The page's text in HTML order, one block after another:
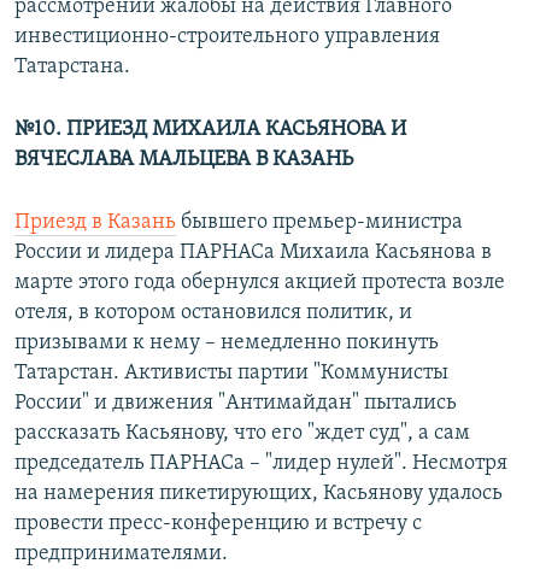
рассмотрении жалобы на действия Главного
инвестиционно-строительного управления
Татарстана.
№10. ПРИЕЗД МИХАИЛА КАСЬЯНОВА И
ВЯЧЕСЛАВА МАЛЬЦЕВА В КАЗАНЬ
Приезд в Казань бывшего премьер-министра
России и лидера ПАРНАСа Михаила Касьянова в
марте этого года обернулся акцией протеста возле
отеля, в котором остановился политик, и
призывами к нему – немедленно покинуть
Татарстан. Активисты партии "Коммунисты
России" и движения "Антимайдан" пытались
рассказать Касьянову, что его "ждет суд", а сам
председатель ПАРНАСа – "лидер нулей". Несмотря
на намерения пикетирующих, Касьянову удалось
провести пресс-конференцию и встречу с
предпринимателями.